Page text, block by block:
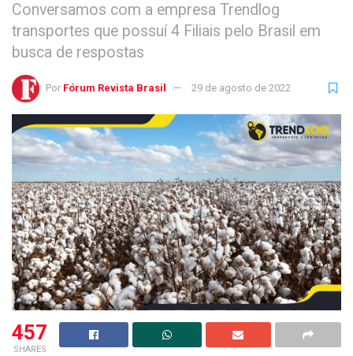
Conversamos com a empresa Trendlog
transportes que possuí 4 Filiais pelo Brasil em
busca de respostas
Por Fórum Revista Brasil 29 de agosto de 2022
457
SHARES